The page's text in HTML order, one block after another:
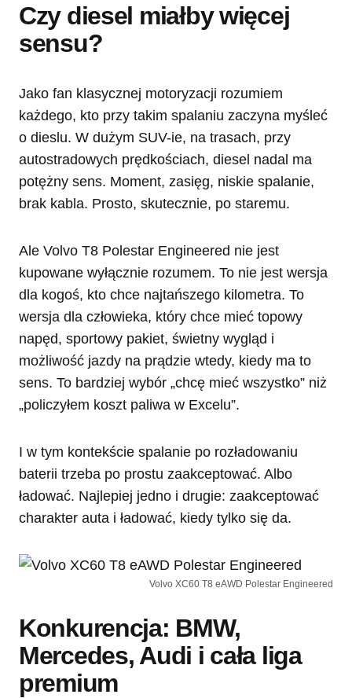
Czy diesel miałby więcej
sensu?
Jako fan klasycznej motoryzacji rozumiem
każdego, kto przy takim spalaniu zaczyna myśleć
o dieslu. W dużym SUV-ie, na trasach, przy
autostradowych prędkościach, diesel nadal ma
potężny sens. Moment, zasięg, niskie spalanie,
brak kabla. Prosto, skutecznie, po staremu.
Ale Volvo T8 Polestar Engineered nie jest
kupowane wyłącznie rozumem. To nie jest wersja
dla kogoś, kto chce najtańszego kilometra. To
wersja dla człowieka, który chce mieć topowy
napęd, sportowy pakiet, świetny wygląd i
możliwość jazdy na prądzie wtedy, kiedy ma to
sens. To bardziej wybór „chcę mieć wszystko” niż
„policzyłem koszt paliwa w Excelu”.
I w tym kontekście spalanie po rozładowaniu
baterii trzeba po prostu zaakceptować. Albo
ładować. Najlepiej jedno i drugie: zaakceptować
charakter auta i ładować, kiedy tylko się da.
Volvo XC60 T8 eAWD Polestar Engineered
Konkurencja: BMW,
Mercedes, Audi i cała liga
premium